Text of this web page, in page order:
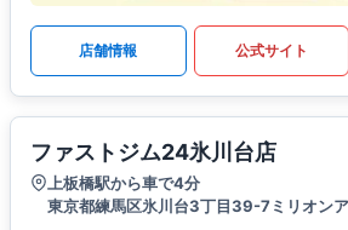
店舗情報 公式サイト
ファストジム24氷川台店
上板橋駅から車で4分
東京都練馬区氷川台3丁目39-7ミリオン